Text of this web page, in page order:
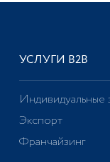
УСЛУГИ В2В
Индивидуальные
Экспорт
Франчайзинг